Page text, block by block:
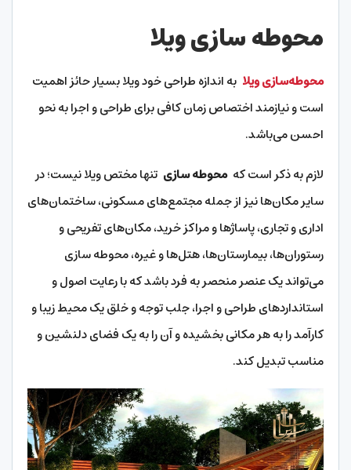
محوطه سازی ویلا
محوطه‌سازی ویلا به اندازه طراحی خود ویلا بسیار حائز اهمیت
است و نیازمند اختصاص زمان کافی برای طراحی و اجرا به نحو
احسن می‌باشد.
لازم به ذکر است کهمحوطه سازی تنها مختص ویلا نیست؛ در
سایر مکان‌ها نیز از جمله مجتمع‌های مسکونی، ساختمان‌های
اداری و تجاری، پاساژها و مراکز خرید، مکان‌های تفریحی و
رستوران‌ها، بیمارستان‌ها، هتل‌ها و غیره، محوطه سازی
می‌تواند یک عنصر منحصر به فرد باشد که با رعایت اصول و
استانداردهای طراحی و اجرا، جلب توجه و خلق یک محیط زیبا و
کارآمد را به هر مکانی بخشیده و آن را به یک فضای دلنشین و
مناسب تبدیل کند.